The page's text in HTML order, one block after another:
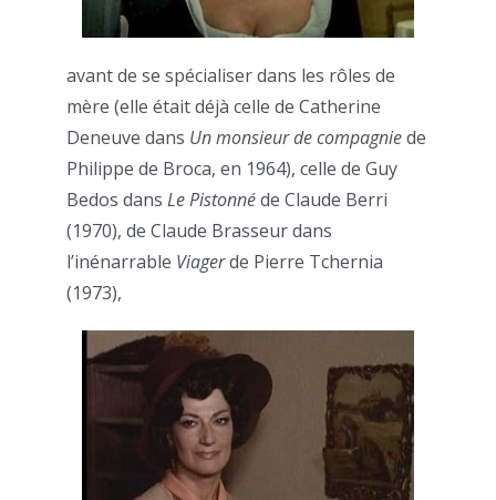
avant de se spécialiser dans les rôles de
mère (elle était déjà celle de Catherine
Deneuve dans Un monsieur de compagniede
Philippe de Broca, en 1964), celle de Guy
Bedos dans Le Pistonnéde Claude Berri
(1970), de Claude Brasseur dans
l’inénarrable Viagerde Pierre Tchernia
(1973),